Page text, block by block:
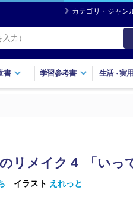
カテゴリ・ジャン
書 学習参考書 生活・実用
リメイク４ 「いっ
イラスト えれっと